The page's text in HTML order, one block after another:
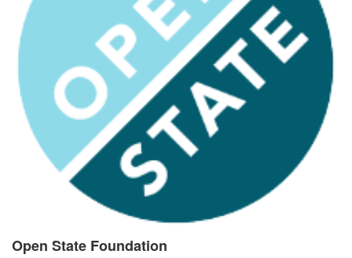
Open State Foundation